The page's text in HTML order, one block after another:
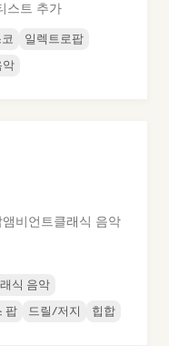
스트 추가
일렉트로팝
악
앰비언트클래식 음악
식 음악
팝 드릴/저지 힙합